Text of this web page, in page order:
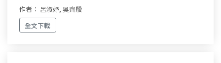
作者： 呂淑妤, 吳齊殷
全文下載